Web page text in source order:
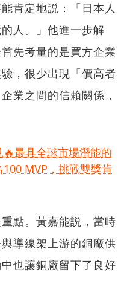
肯定地説：「日本人
人。」他進一步解
先考量的是買方企業
，很少出現「價高者
業之間的信賴關係，
最具全球市場潛能的
MVP，挑戰雙獎肯
點。黃嘉能説，當時
導線架上游的銅廠供
也讓銅廠留下了良好